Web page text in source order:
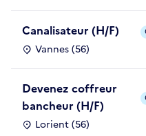
Canalisateur (H/F)
Vannes (56)
Devenez coffreur
bancheur (H/F)
Lorient (56)